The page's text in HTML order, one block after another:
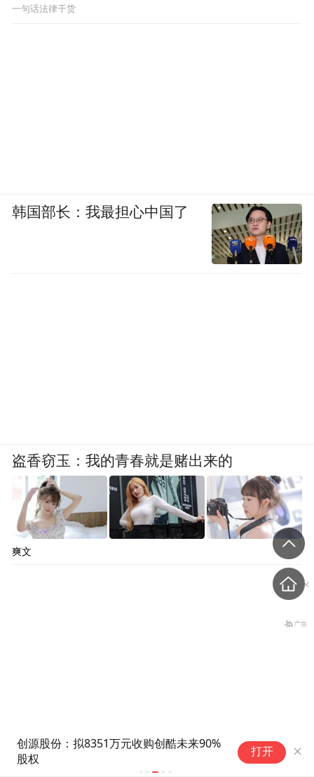
创源股份：拟8351万元收购创酷未来90%
股权
安卓首个液
11内测招募
打开
一句话法律干货
韩国部长：我最担心中国了
盗香窃玉：我的青春就是赌出来的
爽文
女子做隆胸手术全麻后被告
知暂停，记者采访时又发现